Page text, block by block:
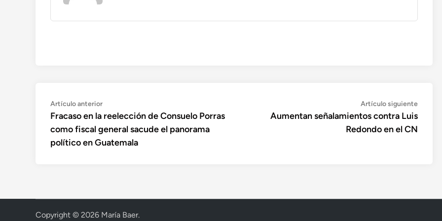
Navegación
de
entradas
Artículo anteriorArtículo
anterior:
Fracaso en la reelección de Consuelo Porras
como fiscal general sacude el panorama
político en Guatemala
Artículo siguienteArtículo
Aumentan señalamientos contra Luis
Redondo en el CN
Copyright © 2026 María Baer.